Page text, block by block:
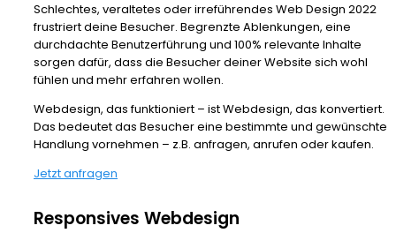
Schlechtes, veraltetes oder irreführendes Web Design 2022
frustriert deine Besucher. Begrenzte Ablenkungen, eine
durchdachte Benutzerführung und 100% relevante Inhalte
sorgen dafür, dass die Besucher deiner Website sich wohl
fühlen und mehr erfahren wollen.
Webdesign, das funktioniert – ist Webdesign, das konvertiert.
Das bedeutet das Besucher eine bestimmte und gewünschte
Handlung vornehmen – z.B. anfragen, anrufen oder kaufen.
Jetzt anfragen
Responsives Webdesign